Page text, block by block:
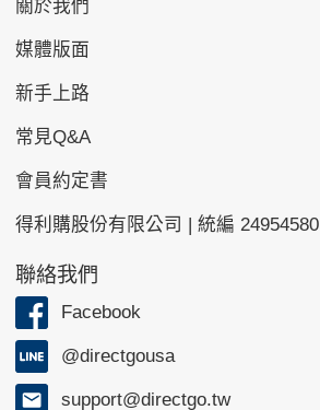
關於我們
媒體版面
新手上路
常見Q&A
會員約定書
得利購股份有限公司 | 統編 24954580
聯絡我們
Facebook
@directgousa
support@directgo.tw